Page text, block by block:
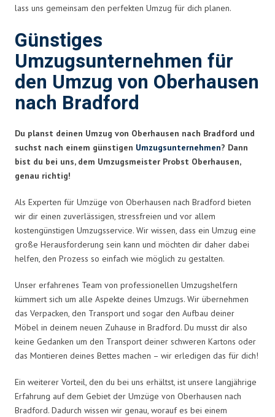
lass uns gemeinsam den perfekten Umzug für dich planen.
Günstiges
Umzugsunternehmen für
den Umzug von Oberhausen
nach Bradford
Du planst deinen Umzug von Oberhausen nach Bradford und
suchst nach einem günstigen Umzugsunternehmen? Dann
bist du bei uns, dem Umzugsmeister Probst Oberhausen,
genau richtig!
Als Experten für Umzüge von Oberhausen nach Bradford bieten
wir dir einen zuverlässigen, stressfreien und vor allem
kostengünstigen Umzugsservice. Wir wissen, dass ein Umzug eine
große Herausforderung sein kann und möchten dir daher dabei
helfen, den Prozess so einfach wie möglich zu gestalten.
Unser erfahrenes Team von professionellen Umzugshelfern
kümmert sich um alle Aspekte deines Umzugs. Wir übernehmen
das Verpacken, den Transport und sogar den Aufbau deiner
Möbel in deinem neuen Zuhause in Bradford. Du musst dir also
keine Gedanken um den Transport deiner schweren Kartons oder
das Montieren deines Bettes machen – wir erledigen das für dich!
Ein weiterer Vorteil, den du bei uns erhältst, ist unsere langjährige
Erfahrung auf dem Gebiet der Umzüge von Oberhausen nach
Bradford. Dadurch wissen wir genau, worauf es bei einem